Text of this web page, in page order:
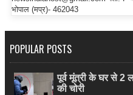
भोपाल (मप्र)- 462043
POPULAR POSTS
पूर्व मूंत्री के घर से 2
की चोरी